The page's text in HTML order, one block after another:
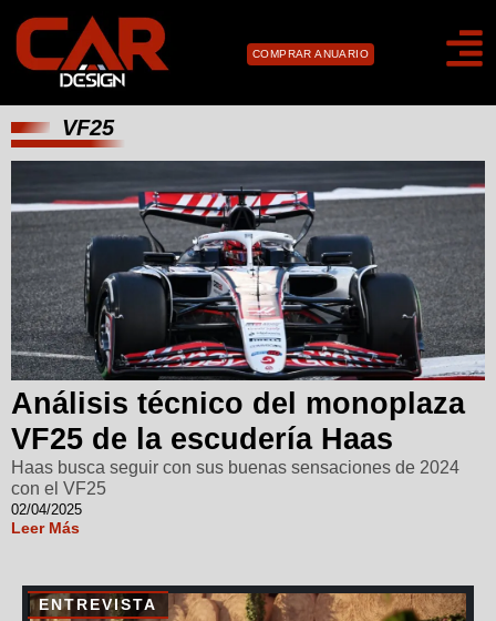
COMPRAR ANUARIO
VF25
Análisis técnico del monoplaza
VF25 de la escudería Haas
Haas busca seguir con sus buenas sensaciones de 2024
con el VF25
02/04/2025
Leer Más
ENTREVISTA